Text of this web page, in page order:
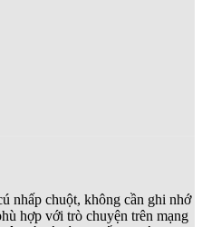
nhấp chuột, không cần ghi nhớ
hợp với trò chuyện trên mạng